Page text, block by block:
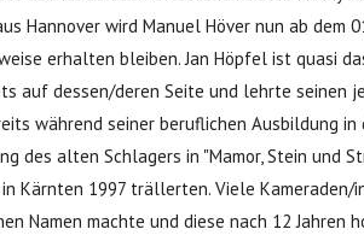
Hannover wird Manuel Höver nun ab dem
erhalten bleiben. Jan Höpfel ist quasi
auf dessen/deren Seite und lehrte seinen
während seiner beruflichen Ausbildung in
des alten Schlagers in "Mamor, Stein und
Kärnten 1997 trällerten. Viele Kameraden/
Namen machte und diese nach 12 Jahren